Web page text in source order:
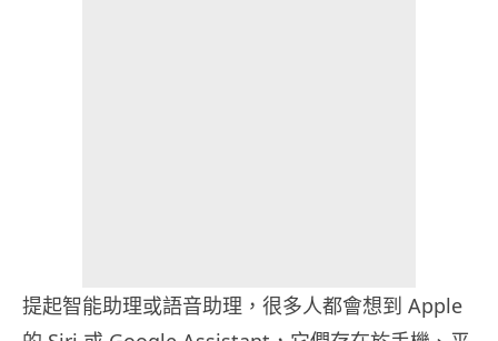
提起智能助理或語音助理，很多人都會想到 Apple